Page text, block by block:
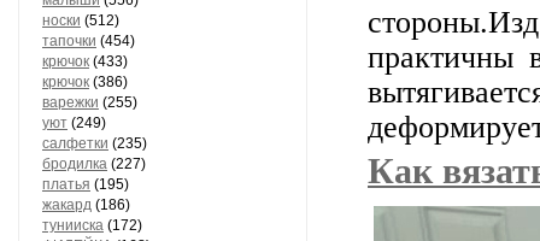
носки (512)
тапочки (454)
крючок (433)
крючок (386)
варежки (255)
уют (249)
салфетки (235)
бродилка (227)
платья (195)
жакард (186)
тунииска (172)
практичны
Как